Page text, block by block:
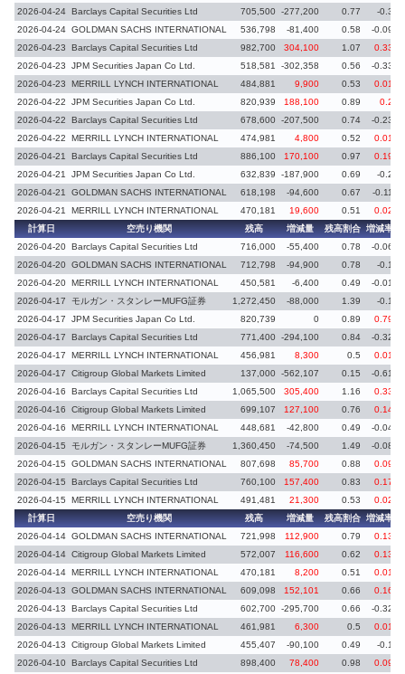
2026-04-24 Barclays Capital Securities Ltd 705,500 -277,200 0.77
-0.3
2026-04-24 GOLDMAN SACHS INTERNATIONAL 536,798 -81,400 0.58
-0.09
2026-04-23
Barclays Capital Securities Ltd 982,700 304,100 1.07
0.33
2026-04-23
JPM Securities Japan Co Ltd. 518,581 -302,358 0.56
-0.33
2026-04-23
MERRILL LYNCH INTERNATIONAL 484,881 9,900 0.53
0.01
2026-04-22
JPM Securities Japan Co Ltd. 820,939 188,100 0.89
0.2
2026-04-22
Barclays Capital Securities Ltd 678,600 -207,500 0.74
-0.23
2026-04-22
MERRILL LYNCH INTERNATIONAL 474,981 4,800 0.52
0.01
2026-04-21
Barclays Capital Securities Ltd 886,100 170,100 0.97
0.19
2026-04-21
JPM Securities Japan Co Ltd. 632,839 -187,900 0.69
-0.2
2026-04-21
GOLDMAN SACHS INTERNATIONAL 618,198 -94,600 0.67
-0.11
2026-04-21
MERRILL LYNCH INTERNATIONAL 470,181 19,600 0.51 0.02
計算日 空売り機関 残高 増減量 残高割合 増減率
2026-04-20 Barclays Capital Securities Ltd 716,000 -55,400 0.78
-0.06
2026-04-20 GOLDMAN SACHS INTERNATIONAL 712,798 -94,900 0.78
-0.1
2026-04-20 MERRILL LYNCH INTERNATIONAL 450,581 -6,400 0.49 -0.01
2026-04-17 モルガン・スタンレーMUFG証券 1,272,450 -88,000 1.39
-0.1
2026-04-17
JPM Securities Japan Co Ltd. 820,739 0 0.89 0.79
2026-04-17 Barclays Capital Securities Ltd 771,400 -294,100 0.84
-0.32
2026-04-17
MERRILL LYNCH INTERNATIONAL 456,981 8,300 0.5 0.01
2026-04-17 Citigroup Global Markets Limited 137,000 -562,107 0.15 -0.61
2026-04-16 Barclays Capital Securities Ltd 1,065,500 305,400 1.16
0.33
2026-04-16
Citigroup Global Markets Limited 699,107 127,100 0.76
0.14
2026-04-16
MERRILL LYNCH INTERNATIONAL 448,681 -42,800 0.49 -0.04
2026-04-15 モルガン・スタンレーMUFG証券 1,360,450 -74,500 1.49
-0.08
2026-04-15
GOLDMAN SACHS INTERNATIONAL 807,698 85,700 0.88
0.09
2026-04-15
Barclays Capital Securities Ltd 760,100 157,400 0.83
0.17
2026-04-15
MERRILL LYNCH INTERNATIONAL 491,481 21,300 0.53
0.02
計算日
空売り機関 残高 増減量 残高割合 増減率
2026-04-14 GOLDMAN SACHS INTERNATIONAL 721,998 112,900 0.79
0.13
2026-04-14 Citigroup Global Markets Limited 572,007 116,600 0.62 0.13
2026-04-14 MERRILL LYNCH INTERNATIONAL 470,181 8,200 0.51
0.01
2026-04-13
GOLDMAN SACHS INTERNATIONAL 609,098 152,101 0.66
0.16
2026-04-13
Barclays Capital Securities Ltd 602,700 -295,700 0.66
-0.32
2026-04-13
MERRILL LYNCH INTERNATIONAL 461,981 6,300 0.5 0.01
2026-04-13 Citigroup Global Markets Limited 455,407 -90,100 0.49 -0.1
2026-04-10 Barclays Capital Securities Ltd 898,400 78,400 0.98
0.09